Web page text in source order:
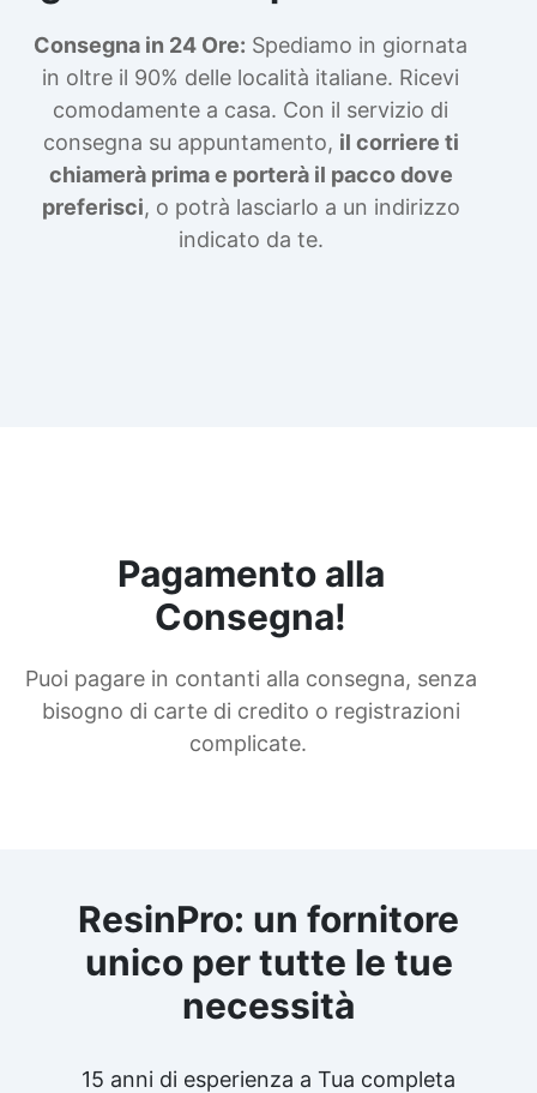
Consegna in 24 Ore: Spediamo in giornata
in oltre il 90% delle località italiane. Ricevi
comodamente a casa. Con il servizio di
consegna su appuntamento, il corriere ti
chiamerà prima e porterà il pacco dove
preferisci, o potrà lasciarlo a un indirizzo
indicato da te.
Pagamento alla
Consegna!
Puoi pagare in contanti alla consegna, senza
bisogno di carte di credito o registrazioni
complicate.
ResinPro: un fornitore
unico per tutte le tue
necessità
15 anni di esperienza a Tua completa